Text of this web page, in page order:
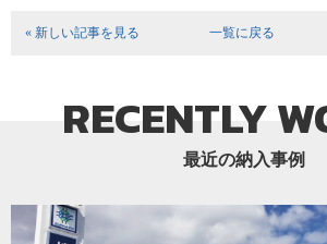
« 新しい記事を見る 一覧に戻る
RECENTLY
最近の納入事例